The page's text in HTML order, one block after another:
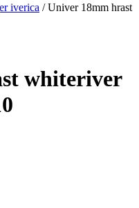
iverica / Univer 18mm hrast
whiteriver